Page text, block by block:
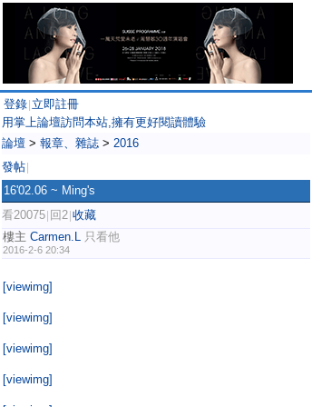
登錄 立即註冊
用掌上論壇訪問本站,擁有更好閱讀體驗
論壇 > 報章、雜誌 > 2016
發帖
16'02.06 ~ Ming's
看20075 回2 收藏
樓主 Carmen.L 只看他
2016-2-6 20:34
[viewimg]
[viewimg]
[viewimg]
[viewimg]